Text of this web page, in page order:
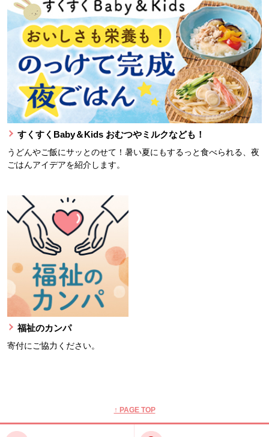
すくすくBaby＆Kids おむつやミルクなども！
うどんやご飯にサッとのせて！暑い夏にもするっと食べられる、夜
ごはんアイデアを紹介します。
福祉のカンパ
寄付にご協力ください。
↑ PAGE TOP